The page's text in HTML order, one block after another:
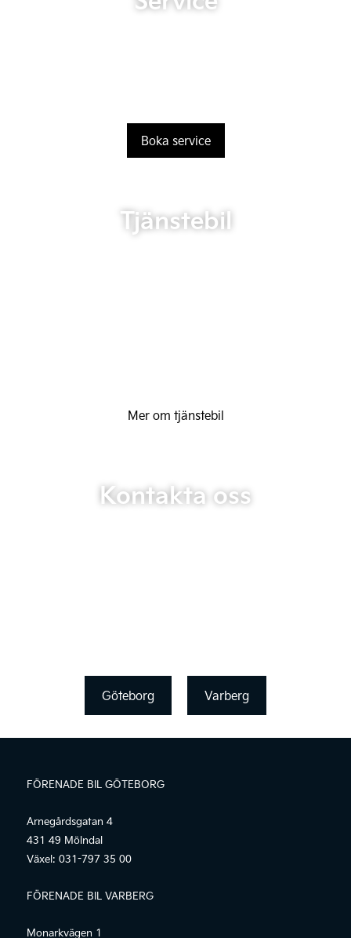
Boka service
Tjänstebil
Mer om tjänstebil
Kontakta oss
Göteborg Varberg
FÖRENADE BIL GÖTEBORG
Arnegårdsgatan 4
431 49 Mölndal
Växel: 031-797 35 00
FÖRENADE BIL VARBERG
Monarkvägen 1